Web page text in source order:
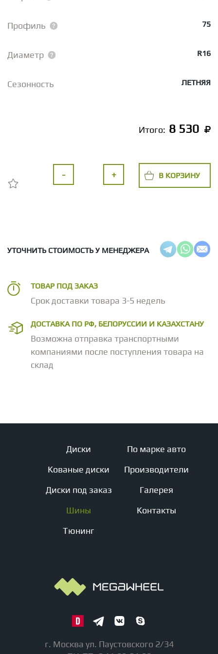
Профиль 75
Диаметр R16
Сезонность ЛЕТНЯЯ
Итого: 8 530
- + В КОРЗИНУ
УТОЧНИТЬ СТОИМОСТЬ У МЕНЕДЖЕРА
ТОВАР ПОД ЗАКАЗ
Срок доставки товара 3-5 недель
ДОСТАВКА ПО РФ, БЕЛОРУССИИ И КАЗАХСТАНУ
Возможна отправка транспортными
компаниями после поступления товара на
склад
Диски
Кованые диски
Диски под заказ
Шины
Тюнинг
По марке авто
Производители
Галерея
Контакты
г. Москва ул. Паустовского 2/34